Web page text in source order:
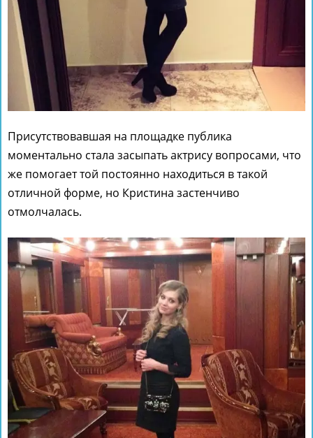
Присутствовавшая на площадке публика
моментально стала засыпать актрису вопросами, что
же помогает той постоянно находиться в такой
отличной форме, но Кристина застенчиво
отмолчалась.